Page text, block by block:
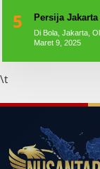
5 Persija
Di Bola, Jakarta,
Maret 9, 2025
\t